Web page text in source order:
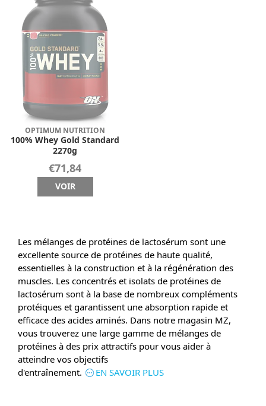
OPTIMUM NUTRITION
100% Whey Gold Standard
2270g
€71,84
VOIR
Les mélanges de protéines de lactosérum sont une
excellente source de protéines de haute qualité,
essentielles à la construction et à la régénération des
muscles. Les concentrés et isolats de protéines de
lactosérum sont à la base de nombreux compléments
protéiques et garantissent une absorption rapide et
efficace des acides aminés. Dans notre magasin MZ,
vous trouverez une large gamme de mélanges de
protéines à des prix attractifs pour vous aider à
atteindre vos objectifs
d'entraînement.
EN SAVOIR PLUS